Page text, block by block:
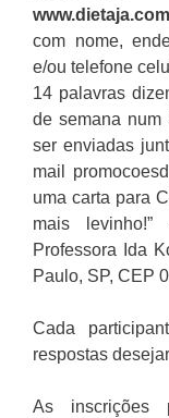
com nome,
e/ou telefone
14 palavras
de semana num
ser enviadas
mail
uma carta para
mais
Professora Ida
Paulo, SP, CEP
Cada
respostas
As